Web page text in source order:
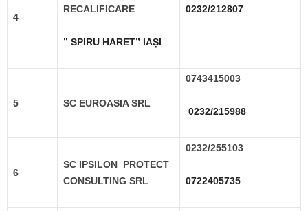
4
RECALIFICARE
” SPIRU HARET” IAȘI
0232/212807
5 SC EUROASIA SRL
0743415003
0232/215988
6
SC IPSILON PROTECT
CONSULTING SRL
0232/255103
0722405735